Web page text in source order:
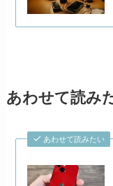
あわせて読み
あわせて読みたい